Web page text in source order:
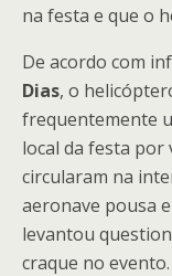
na festa e que o
De acordo com
Dias, o
frequentemente
local da festa por
circularam na
aeronave pousa
levantou
craque no